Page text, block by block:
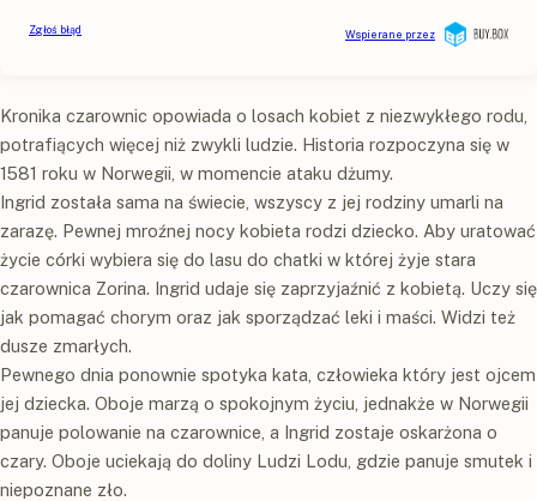
Kronika czarownic opowiada o losach kobiet z niezwykłego rodu,
potrafiących więcej niż zwykli ludzie. Historia rozpoczyna się w
1581 roku w Norwegii, w momencie ataku dżumy.
Ingrid została sama na świecie, wszyscy z jej rodziny umarli na
zarazę. Pewnej mroźnej nocy kobieta rodzi dziecko. Aby uratować
życie córki wybiera się do lasu do chatki w której żyje stara
czarownica Zorina. Ingrid udaje się zaprzyjaźnić z kobietą. Uczy się
jak pomagać chorym oraz jak sporządzać leki i maści. Widzi też
dusze zmarłych.
Pewnego dnia ponownie spotyka kata, człowieka który jest ojcem
jej dziecka. Oboje marzą o spokojnym życiu, jednakże w Norwegii
panuje polowanie na czarownice, a Ingrid zostaje oskarżona o
czary. Oboje uciekają do doliny Ludzi Lodu, gdzie panuje smutek i
niepoznane zło.